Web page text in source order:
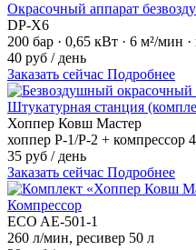
Окрасочный аппарат
DP-X6
200 бар · 0,65 кВт · 6 м²/мин
40 руб / день
Заказать сейчас Подробнее
Штукатурная станция
Хоппер Ковш Мастер
хоппер Р-1/Р-2 + компрессор
35 руб / день
Заказать сейчас Подробнее
Компрессор
ECO AE-501-1
260 л/мин, ресивер 50 л